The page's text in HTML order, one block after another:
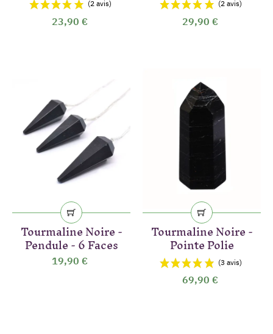
23,90 € 29,90 €
Tourmaline Noire -
Pendule - 6 Faces
19,90 €
Tourmaline Noire -
Pointe Polie
69,90 €